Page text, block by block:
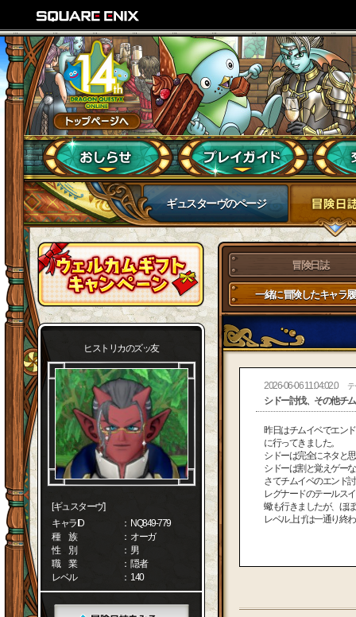
ギュスターヴのページ
ヒストリカのズッ友
[ギュスターヴ]
キャラID
： NQ849-779
種 族
： オーガ
性 別
： 男
職 業
： 隠者
レベル
： 140
冒険日誌
一緒に冒険したキャラ
2026-06-06 11:04:02.0 テ
シドー討伐、その他チ
昨日はチムイベでエン
に行ってきました。
シドーは完全にネタと
シドーは割と覚えゲー
さてチムイベのエンド
レグナードのテールス
蠍も行きましたが、ほ
レベル上げは一通り終